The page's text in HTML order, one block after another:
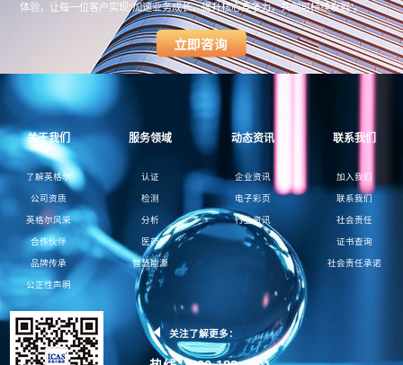
体验，让每一位客户实现“加速业务成长，提升核心竞争力，共创可持续发展”。
关于我们
了解英格尔
公司资质
英格尔风采
合作伙伴
品牌传承
公正性声明
服务领域
认证
检测
分析
医药
智慧能源
动态资讯
企业资讯
电子彩页
行业资讯
联系我们
加入我们
联系我们
社会责任
证书查询
社会责任承诺
关注了解更多：